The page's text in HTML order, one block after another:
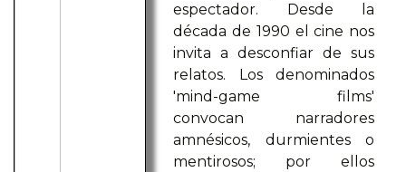
espectador. Desde la
década de 1990 el cine nos
invita a desconfiar de sus
relatos. Los denominados
'mind-game films'
convocan narradores
amnésicos, durmientes o
mentirosos; por ellos